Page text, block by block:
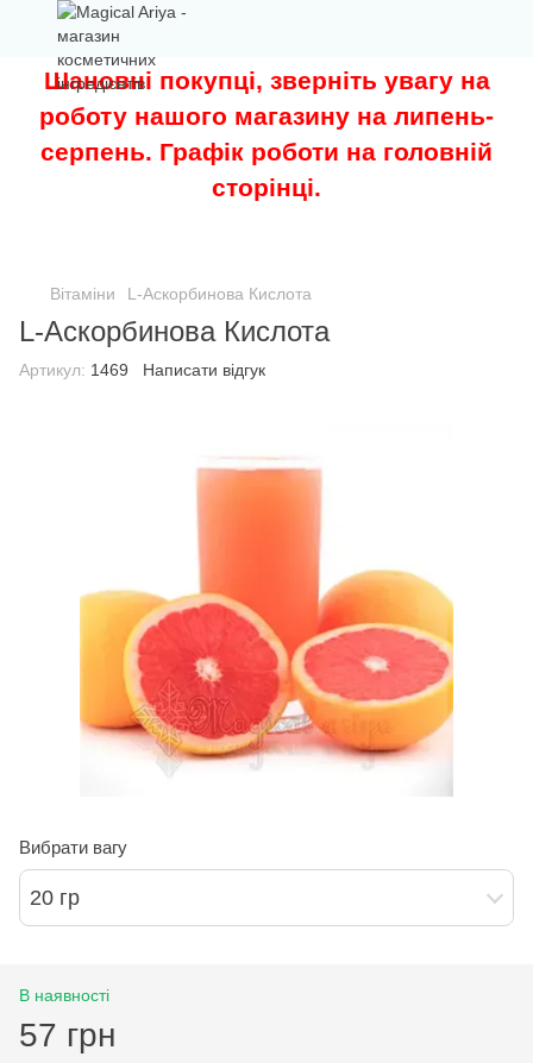
Шановні покупці, зверніть увагу на
роботу нашого магазину на липень-
серпень. Графік роботи на головній
сторінці.
Вітаміни L-Аскорбинова Кислота
L-Аскорбинова Кислота
Артикул: 1469 Написати відгук
Вибрати вагу
20 гр
В наявності
57 грн